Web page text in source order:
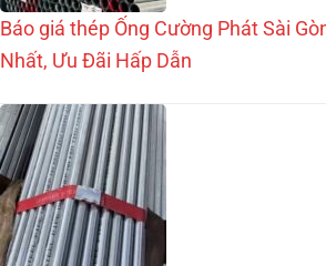
Báo giá thép Ống Cường Phát Sài
Nhất, Ưu Đãi Hấp Dẫn